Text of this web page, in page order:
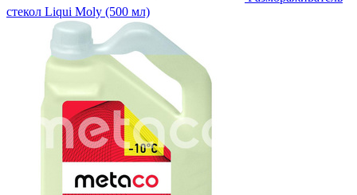
стекол Liqui Moly (500 мл)